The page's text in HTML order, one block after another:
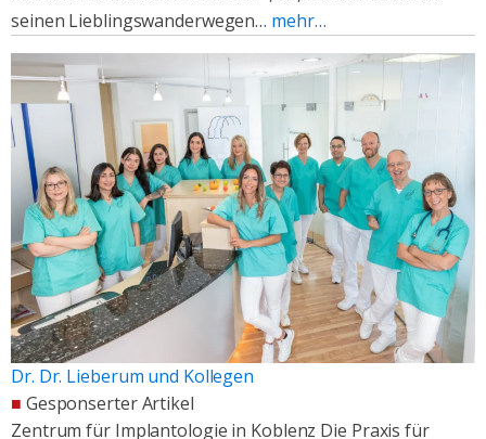
seinen Lieblingswanderwegen… mehr…
Dr. Dr. Lieberum und Kollegen
■ Gesponserter Artikel
Zentrum für Implantologie in Koblenz Die Praxis für